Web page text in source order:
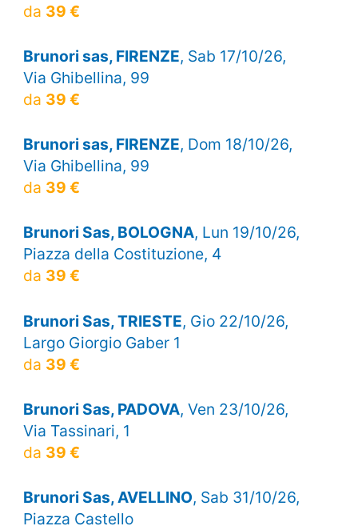
da 39 €
Brunori sas, FIRENZE, Sab 17/10/26,
Via Ghibellina, 99
da 39 €
Brunori sas, FIRENZE, Dom 18/10/26,
Via Ghibellina, 99
da 39 €
Brunori Sas, BOLOGNA, Lun 19/10/26,
Piazza della Costituzione, 4
da 39 €
Brunori Sas, TRIESTE, Gio 22/10/26,
Largo Giorgio Gaber 1
da 39 €
Brunori Sas, PADOVA, Ven 23/10/26,
Via Tassinari, 1
da 39 €
Brunori Sas, AVELLINO, Sab 31/10/26,
Piazza Castello